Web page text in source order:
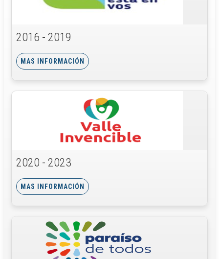
2016 - 2019
MAS INFORMACIÓN
2020 - 2023
MAS INFORMACIÓN